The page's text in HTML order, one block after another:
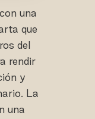
una
que
del
rendir
y
La
una